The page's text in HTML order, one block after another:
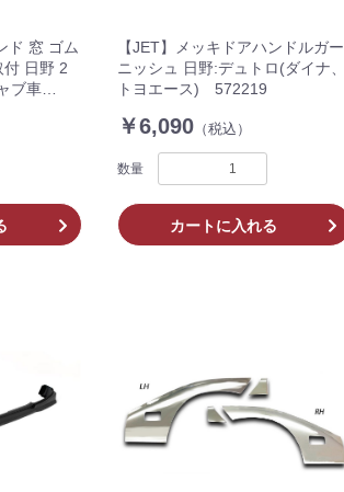
ド 窓 ゴム
日野 2
ブ車
【JET】メッキドアハンドルガー
ニッシュ 日野:デュトロ(ダイナ、
トヨエース) 572219
￥6,090 （税込）
数量
カートに入れる